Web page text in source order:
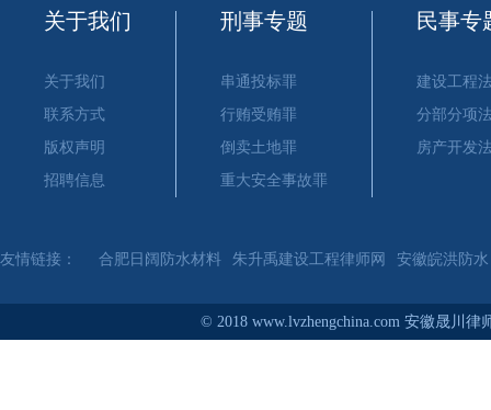
关于我们
关于我们
联系方式
版权声明
招聘信息
刑事专题
串通投标罪
行贿受贿罪
倒卖土地罪
重大安全事故罪
民事专
建设工程
分部分项
房产开发
友情链接： 合肥日阔防水材料 朱升禹建设工程律师网 安徽皖洪防水
© 2018 www.lvzhengchina.com 安徽晟川